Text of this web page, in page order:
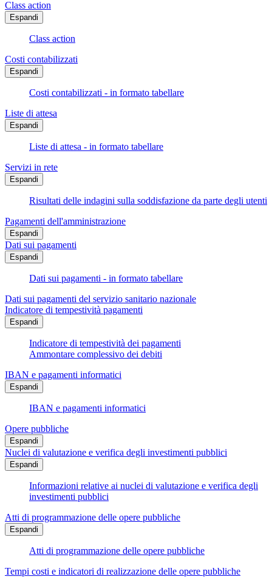
Class action
Espandi
Class action
Costi contabilizzati
Espandi
Costi contabilizzati - in formato tabellare
Liste di attesa
Espandi
Liste di attesa - in formato tabellare
Servizi in rete
Espandi
Risultati delle indagini sulla soddisfazione da parte degli utenti
Pagamenti dell'amministrazione
Espandi
Dati sui pagamenti
Espandi
Dati sui pagamenti - in formato tabellare
Dati sui pagamenti del servizio sanitario nazionale
Indicatore di tempestività pagamenti
Espandi
Indicatore di tempestività dei pagamenti
Ammontare complessivo dei debiti
IBAN e pagamenti informatici
Espandi
IBAN e pagamenti informatici
Opere pubbliche
Espandi
Nuclei di valutazione e verifica degli investimenti pubblici
Espandi
Informazioni relative ai nuclei di valutazione e verifica degli
investimenti pubblici
Atti di programmazione delle opere pubbliche
Espandi
Atti di programmazione delle opere pubbliche
Tempi costi e indicatori di realizzazione delle opere pubbliche